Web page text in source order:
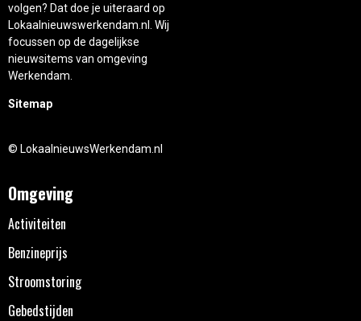
volgen? Dat doe je uiteraard op
Lokaalnieuwswerkendam.nl. Wij
focussen op de dagelijkse
nieuwsitems van omgeving
Werkendam.
Sitemap
© LokaalnieuwsWerkendam.nl
Omgeving
Activiteiten
Benzineprijs
Stroomstoring
Gebedstijden